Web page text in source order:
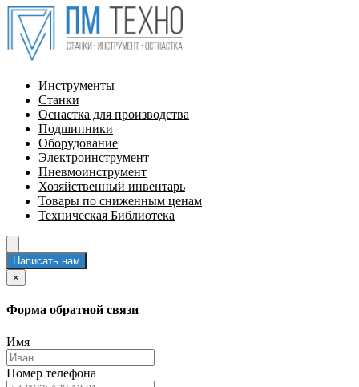
Инструменты
Станки
Оснастка для производства
Подшипники
Оборудование
Электроинструмент
Пневмоинструмент
Хозяйственный инвентарь
Товары по сниженным ценам
Техническая Библиотека
Написать нам
×
Форма обратной связи
Имя
Номер телефона